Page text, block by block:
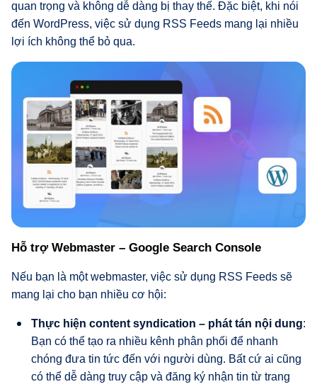
quan trọng và không dễ dàng bị thay thế. Đặc biệt, khi nói
đến WordPress, việc sử dụng RSS Feeds mang lại nhiều
lợi ích không thể bỏ qua.
Hỗ trợ Webmaster – Google Search Console
Nếu bạn là một webmaster, việc sử dụng RSS Feeds sẽ
mang lại cho bạn nhiều cơ hội:
Thực hiện content syndication – phát tán nội dung:
Bạn có thể tạo ra nhiều kênh phân phối để nhanh
chóng đưa tin tức đến với người dùng. Bất cứ ai cũng
có thể dễ dàng truy cập và đăng ký nhận tin từ trang